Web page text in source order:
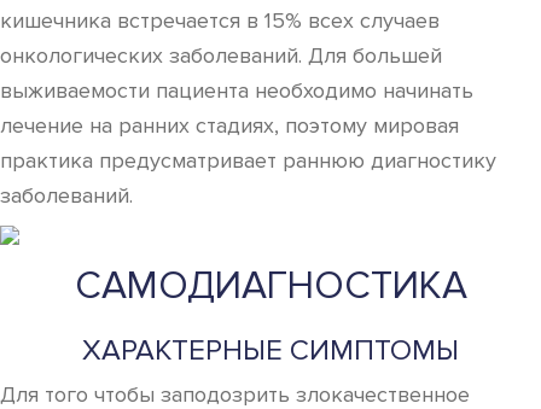
кишечника встречается в 15% всех случаев
онкологических заболеваний. Для большей
выживаемости пациента необходимо начинать
лечение на ранних стадиях, поэтому мировая
практика предусматривает раннюю диагностику
заболеваний.
САМОДИАГНОСТИКА
ХАРАКТЕРНЫЕ СИМПТОМЫ
Для того чтобы заподозрить злокачественное